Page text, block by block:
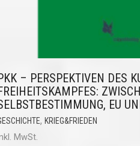
– PERSPEKTIVEN DES
EU
, KRIEG&FRIEDEN
MwSt.